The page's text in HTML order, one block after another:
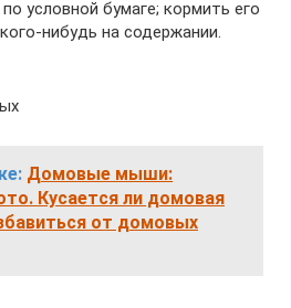
условной бумаге; кормить его
нибудь на содержании.
Домовые мыши:
Кусается ли домовая
от домовых